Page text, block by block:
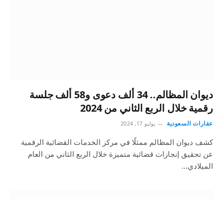
ديوان المظالم.. 34 ألف دعوى و58 ألف جلسة
رقمية خلال الربع الثاني من 2024
عقارات السعودية يوليو 17, 2024
كشف ديوان المظالم ممثلًا في مركز الخدمات القضائية الرقمية
عن تحقيق إنجازات قضائية متميزة خلال الربع الثاني من العام
الميلادي…